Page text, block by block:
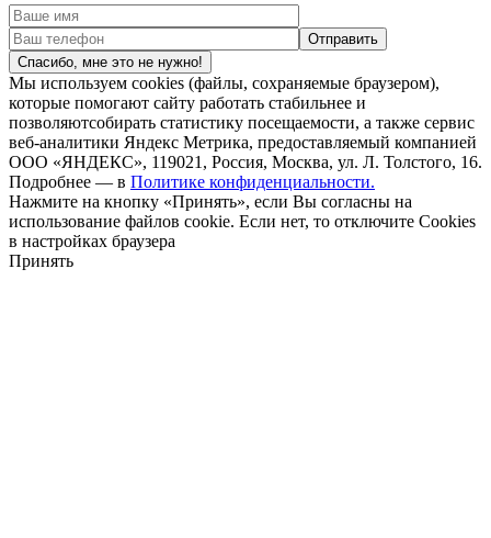
Спасибо, мне это не нужно!
Мы используем cookies (файлы, сохраняемые браузером),
которые помогают сайту работать стабильнее и
позволяютсобирать статистику посещаемости, а также сервис
веб-аналитики Яндекс Метрика, предоставляемый компанией
ООО «ЯНДЕКС», 119021, Россия, Москва, ул. Л. Толстого, 16.
Подробнее — в Политике конфиденциальности.
Нажмите на кнопку «Принять», если Вы согласны на
использование файлов cookie. Если нет, то отключите Cookies
в настройках браузера
Принять